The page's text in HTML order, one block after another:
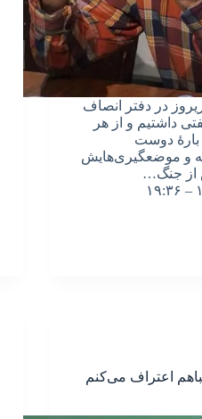
در دفتر انصاف
داشتیم و از هر
دوست
و‌ موضعگیری‌هایش
از جنگ…
اعتراف می‌کنم